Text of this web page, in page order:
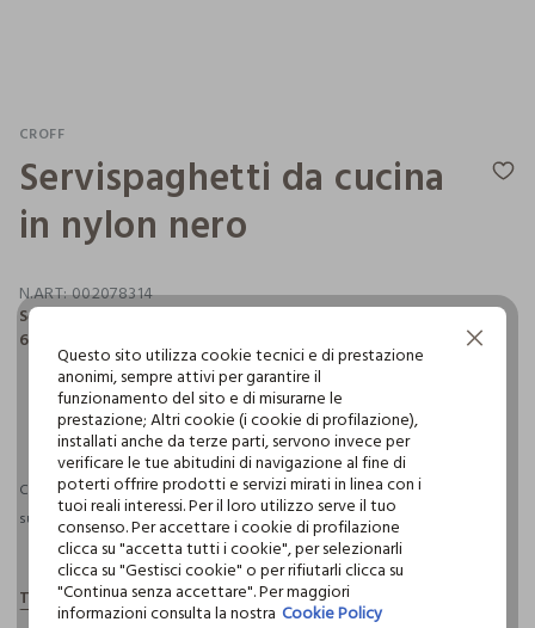
CROFF
Servispaghetti da cucina
in nylon nero
N.ART:002078314
Servispaghetti da cucina in nylon nero. Dimensioni
6,6x30x7,3 cm.
pdp.loyalty.section.advantages
Consegna prevista entro il 08/08/2026 e spedizione gratuita per ordini
superiori a 30€ se possiedi una CROFF Club.Maggiori informazioni
Questo sito utilizza cookie tecnici e di prestazione
anonimi, sempre attivi per garantire il
funzionamento del sito e di misurarne le
prestazione; Altri cookie (i cookie di profilazione),
installati anche da terze parti, servono invece per
verificare le tue abitudini di navigazione al fine di
poterti offrire prodotti e servizi mirati in linea con i
tuoi reali interessi. Per il loro utilizzo serve il tuo
consenso. Per accettare i cookie di profilazione
clicca su "accetta tutti i cookie", per selezionarli
clicca su "Gestisci cookie" o per rifiutarli clicca su
"Continua senza accettare". Per maggiori
informazioni consulta la nostra Cookie Policy
Continua senza accettare